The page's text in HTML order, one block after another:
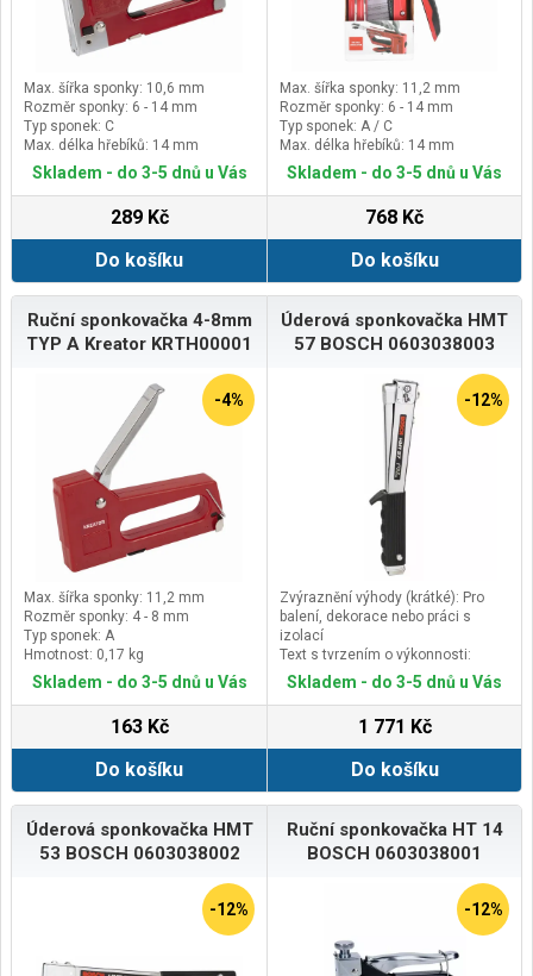
Max. šířka sponky: 10,6 mm
Rozměr sponky: 6 - 14 mm
Typ sponek: C
Max. délka hřebíků: 14 mm
Skladem - do 3-5 dnů u Vás
289 Kč
Do košíku
Max. šířka sponky: 11,2 mm
Rozměr sponky: 6 - 14 mm
Typ sponek: A / C
Max. délka hřebíků: 14 mm
Skladem - do 3-5 dnů u Vás
768 Kč
Do košíku
Ruční sponkovačka 4-8mm
TYP A Kreator KRTH00001
-4%
Max. šířka sponky: 11,2 mm
Rozměr sponky: 4 - 8 mm
Typ sponek: A
Hmotnost: 0,17 kg
Skladem - do 3-5 dnů u Vás
163 Kč
Do košíku
Úderová sponkovačka HMT
57 BOSCH 0603038003
-12%
Zvýraznění výhody (krátké): Pro
balení, dekorace nebo práci s
izolací
Text s tvrzením o výkonnosti:
Balení, dekorace a práce s izolací
(Verze), klíčový důvod RTB: Díky
nárazové spoušti se při dopadu
sponkovačky na materiál spona do
materiálu zanoří s obrovskou
bezpečnosti při použití vybavena
chráničem prstů
Skladem - do 3-5 dnů u Vás
1 771 Kč
Do košíku
Úderová sponkovačka HMT
53 BOSCH 0603038002
-12%
Ruční sponkovačka HT 14
BOSCH 0603038001
-12%